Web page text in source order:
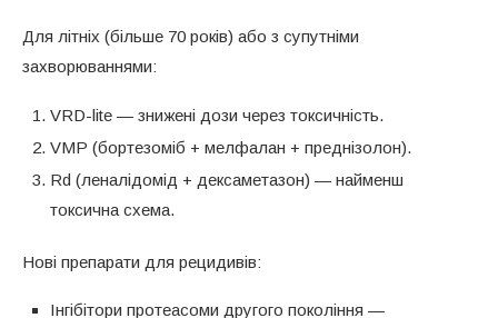
Для літніх (більше 70 років) або з супутніми
захворюваннями:
VRD-lite — знижені дози через токсичність.
VMP (бортезоміб + мелфалан + преднізолон).
Rd (леналідомід + дексаметазон) — найменш
токсична схема.
Нові препарати для рецидивів:
Інгібітори протеасоми другого покоління —